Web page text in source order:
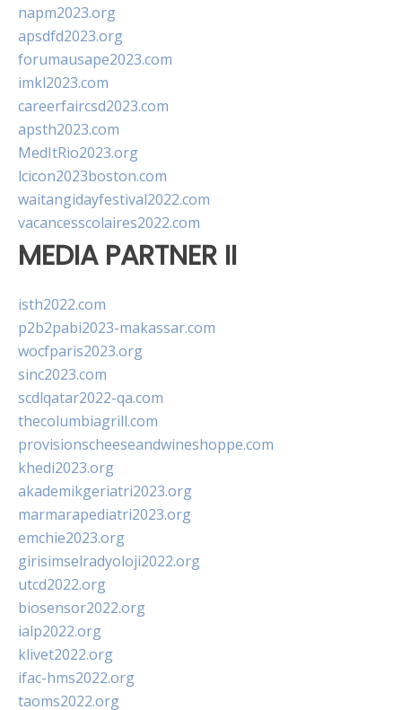
napm2023.org
apsdfd2023.org
forumausape2023.com
imkl2023.com
careerfaircsd2023.com
apsth2023.com
MedItRio2023.org
lcicon2023boston.com
waitangidayfestival2022.com
vacancesscolaires2022.com
MEDIA PARTNER II
isth2022.com
p2b2pabi2023-makassar.com
wocfparis2023.org
sinc2023.com
scdlqatar2022-qa.com
thecolumbiagrill.com
provisionscheeseandwineshoppe.com
khedi2023.org
akademikgeriatri2023.org
marmarapediatri2023.org
emchie2023.org
girisimselradyoloji2022.org
utcd2022.org
biosensor2022.org
ialp2022.org
klivet2022.org
ifac-hms2022.org
taoms2022.org